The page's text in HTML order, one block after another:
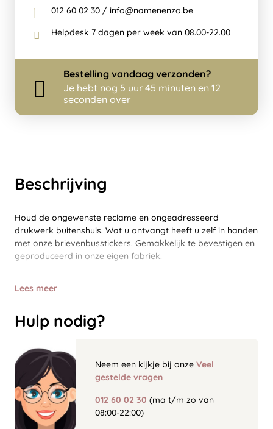
Beschrijving
Houd de ongewenste reclame en ongeadresseerd
drukwerk buitenshuis. Wat u ontvangt heeft u zelf in handen
met onze brievenbusstickers. Gemakkelijk te bevestigen en
geproduceerd in onze eigen fabriek.
Lees meer
Hulp nodig?
Neem een kijkje bij onze Veel
gestelde vragen
012 60 02 30 (ma t/m zo van
08:00-22:00)
012 60 02 30 / info@namenenzo.be
Helpdesk 7 dagen per week van 08.00-22.00
Bestelling vandaag verzonden?
Je hebt nog 5 uur 45 minuten en 12
seconden over